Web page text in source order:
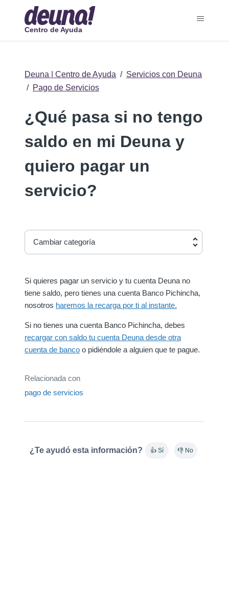
Centro de Ayuda
Deuna | Centro de Ayuda
Servicios con Deuna
Pago de Servicios
¿Qué pasa si no tengo
saldo en mi Deuna y
quiero pagar un
servicio?
Cambiar categoría
Si quieres pagar un servicio y tu cuenta Deuna no
tiene saldo, pero tienes una cuenta Banco Pichincha,
nosotros haremos la recarga por ti al instante.
Si no tienes una cuenta Banco Pichincha, debes
recargar con saldo tu cuenta Deuna desde otra
cuenta de banco o pidiéndole a alguien que te pague.
Relacionada con
pago de servicios
¿Te ayudó esta información? 👍 Sí 👎 No